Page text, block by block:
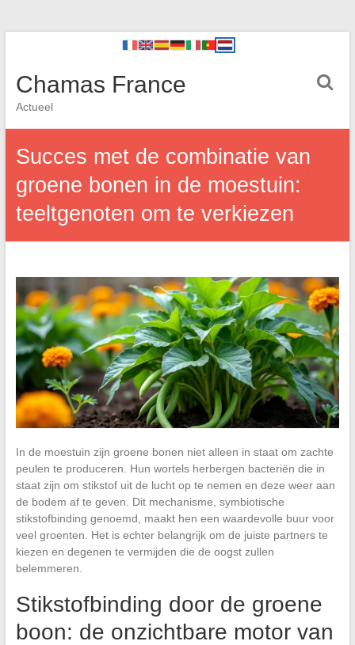
Chamas France
Actueel
Succes met de combinatie van
groene bonen in de moestuin:
teeltgenoten om te verkiezen
In de moestuin zijn groene bonen niet alleen in staat om zachte
peulen te produceren. Hun wortels herbergen bacteriën die in
staat zijn om stikstof uit de lucht op te nemen en deze weer aan
de bodem af te geven. Dit mechanisme, symbiotische
stikstofbinding genoemd, maakt hen een waardevolle buur voor
veel groenten. Het is echter belangrijk om de juiste partners te
kiezen en degenen te vermijden die de oogst zullen
belemmeren.
Stikstofbinding door de groene
boon: de onzichtbare motor van